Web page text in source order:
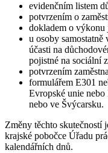
evidenčním listem
potvrzením o
dokladem o výkonu
u osoby
účasti na
pojistné na sociální
potvrzením
formulářem E301
Evropské unie
nebo ve Švýcarsku.
Změny těchto skutečností
krajské pobočce Úřadu
kalendářních dnů.